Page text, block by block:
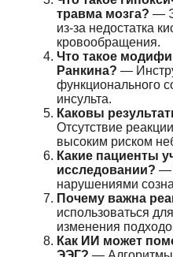
травма мозга? —
из-за недостатка
кровообращения.
Что такое
Ранкина? —
функционального
инсульта.
Каковы
Отсутствие
высоким риском
Какие пациенты
исследовании? —
нарушениями
Почему важна
использоваться
изменения
Как ИИ может